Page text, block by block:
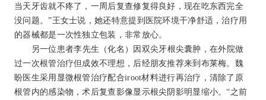
当天牙齿就不疼了，一周后复查修复得良好，现在吃东西完全
没问题。”王女士说，她还特意提到医院环境干净舒适，治疗用
的器械都是一次性独立包装，非常放心。
另一位患者李先生（化名）因双尖牙根尖囊肿，在外院做
过一次根管治疗但成效不理想，后经朋友推荐来到布莱梅。魏
盼医生采用显微根管治疗配合iroot材料进行再治疗，清除了原
根管内的感染物，术后复查影像显示根尖阴影明显缩小。“之前